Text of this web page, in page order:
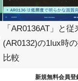
「AR0136AT」と従
(AR0132)の1lux時
比較
新規無料会員登